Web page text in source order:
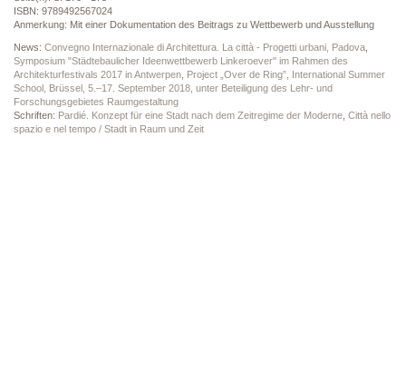
ISBN: 9789492567024
Anmerkung: Mit einer Dokumentation des Beitrags zu Wettbewerb und Ausstellung
News: Convegno Internazionale di Architettura. La città - Progetti urbani, Padova
Symposium "Städtebaulicher Ideenwettbewerb Linkeroever" im Rahmen des
Architekturfestivals 2017 in Antwerpen Project „Over de Ring”, International Summer
School, Brüssel, 5.–17. September 2018, unter Beteiligung des Lehr- und
Forschungsgebietes Raumgestaltung
Schriften: Pardié. Konzept für eine Stadt nach dem Zeitregime der Moderne Città nello
spazio e nel tempo / Stadt in Raum und Zeit